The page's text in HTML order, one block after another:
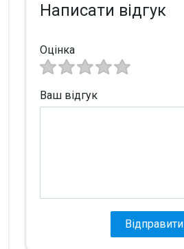
Написати відгук
Оцінка
Ваш відгук
Відправити